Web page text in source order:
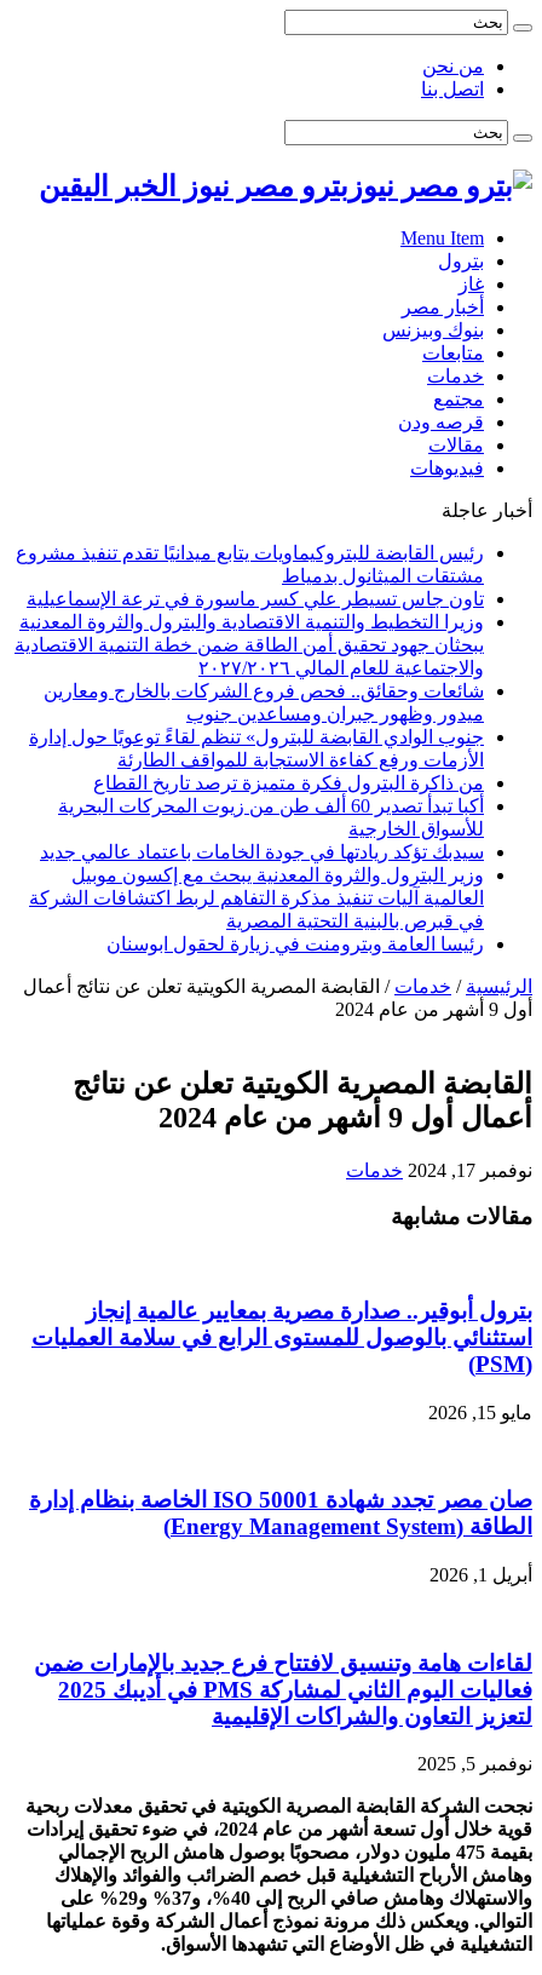
من نحن
اتصل بنا
بترو مصر نيوز الخبر اليقين
Menu Item
بترول
غاز
أخبار مصر
بنوك وبيزنس
متابعات
خدمات
مجتمع
قرصه ودن
مقالات
فيديوهات
أخبار عاجلة
رئيس القابضة للبتروكيماويات يتابع ميدانيًا تقدم تنفيذ مشروع
مشتقات الميثانول بدمياط
تاون جاس تسيطر علي كسر ماسورة في ترعة الإسماعيلية
وزيرا التخطيط والتنمية الاقتصادية والبترول والثروة المعدنية
يبحثان جهود تحقيق أمن الطاقة ضمن خطة التنمية الاقتصادية
والاجتماعية للعام المالي ٢٠٢٧/٢٠٢٦
شائعات وحقائق.. فحص فروع الشركات بالخارج ومعارين
ميدور وظهور جبران ومساعدين جنوب
جنوب الوادي القابضة للبترول» تنظم لقاءً توعويًا حول إدارة
الأزمات ورفع كفاءة الاستجابة للمواقف الطارئة
من ذاكرة البترول فكرة متميزة ترصد تاريخ القطاع
أكبا تبدأ تصدير 60 ألف طن من زيوت المحركات البحرية
للأسواق الخارجية
سيدبك تؤكد ريادتها في جودة الخامات باعتماد عالمي جديد
وزير البترول والثروة المعدنية يبحث مع إكسون موبيل
العالمية آليات تنفيذ مذكرة التفاهم لربط اكتشافات الشركة
في قبرص بالبنية التحتية المصرية
رئيسا العامة وبترومنت في زيارة لحقول ابوسنان
الرئيسية / خدمات / القابضة المصرية الكويتية تعلن عن نتائج أعمال
أول 9 أشهر من عام 2024
القابضة المصرية الكويتية تعلن عن نتائج
أعمال أول 9 أشهر من عام 2024
نوفمبر 17, 2024 خدمات
مقالات مشابهة
بترول أبوقير.. صدارة مصرية بمعايير عالمية إنجاز
استثنائي بالوصول للمستوى الرابع في سلامة العمليات
(PSM)
مايو 15, 2026
صان مصر تجدد شهادة ISO 50001 الخاصة بنظام إدارة
الطاقة (Energy Management System)
أبريل 1, 2026
لقاءات هامة وتنسيق لافتتاح فرع جديد بالإمارات ضمن
فعاليات اليوم الثاني لمشاركة PMS في أديبك 2025
لتعزيز التعاون والشراكات الإقليمية
نوفمبر 5, 2025
نجحت الشركة القابضة المصرية الكويتية في تحقيق معدلات ربحية
قوية خلال أول تسعة أشهر من عام 2024، في ضوء تحقيق إيرادات
بقيمة 475 مليون دولار، مصحوبًا بوصول هامش الربح الإجمالي
وهامش الأرباح التشغيلية قبل خصم الضرائب والفوائد والإهلاك
والاستهلاك وهامش صافي الربح إلى 40%، و37% و29% على
التوالي. ويعكس ذلك مرونة نموذج أعمال الشركة وقوة عملياتها
التشغيلية في ظل الأوضاع التي تشهدها الأسواق.